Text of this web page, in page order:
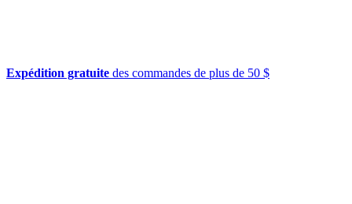
Expédition gratuite des commandes de plus de 50 $